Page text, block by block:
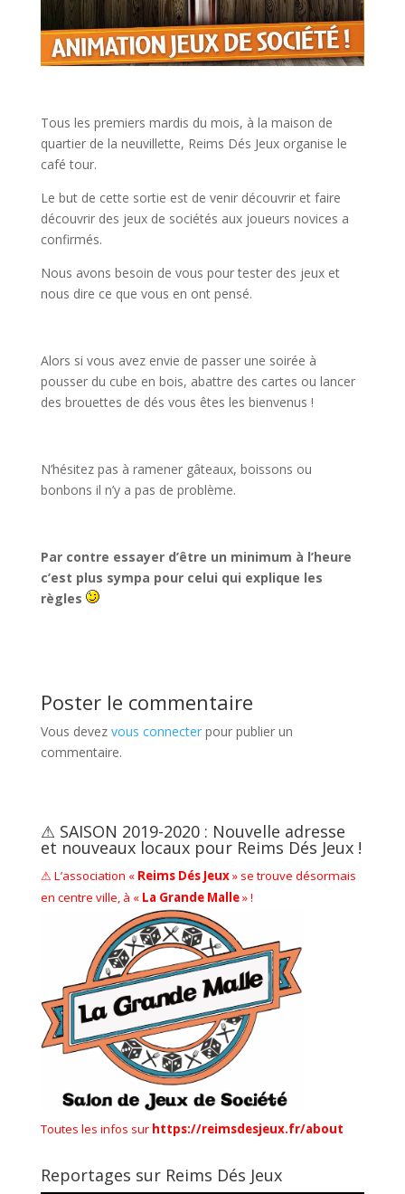
Tous les premiers mardis du mois, à la maison de
quartier de la neuvillette, Reims Dés Jeux organise le
café tour.
Le but de cette sortie est de venir découvrir et faire
découvrir des jeux de sociétés aux joueurs novices a
confirmés.
Nous avons besoin de vous pour tester des jeux et
nous dire ce que vous en ont pensé.
Alors si vous avez envie de passer une soirée à
pousser du cube en bois, abattre des cartes ou lancer
des brouettes de dés vous êtes les bienvenus !
N’hésitez pas à ramener gâteaux, boissons ou
bonbons il n’y a pas de problème.
Par contre essayer d’être un minimum à l’heure
c’est plus sympa pour celui qui explique les
règles
Poster le commentaire
Vous devez vous connecterpour publier un
commentaire.
⚠ SAISON 2019-2020 : Nouvelle adresse
et nouveaux locaux pour Reims Dés Jeux !
⚠ L’association « Reims Dés Jeux» se trouve désormais
en centre ville, à « La Grande Malle» !
Toutes les infos sur https://reimsdesjeux.fr/about
Reportages sur Reims Dés Jeux